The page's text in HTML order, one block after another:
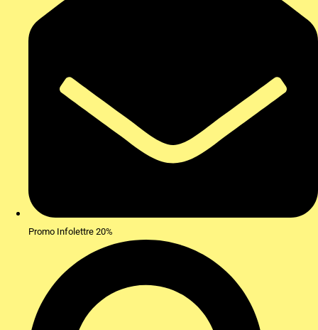
Promo Infolettre 20%